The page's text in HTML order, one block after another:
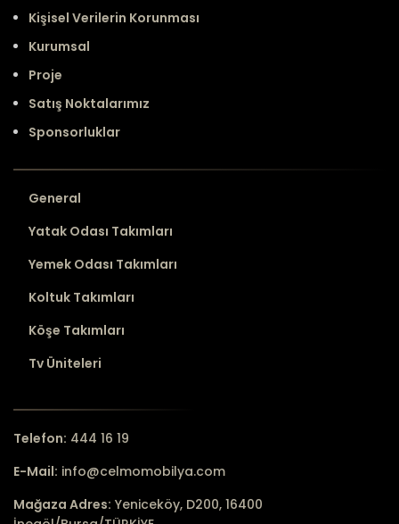
Kişisel Verilerin Korunması
Kurumsal
Proje
Satış Noktalarımız
Sponsorluklar
General
Yatak Odası Takımları
Yemek Odası Takımları
Koltuk Takımları
Köşe Takımları
Tv Üniteleri
Telefon: 444 16 19
E-Mail: info@celmomobilya.com
Mağaza Adres: Yeniceköy, D200, 16400